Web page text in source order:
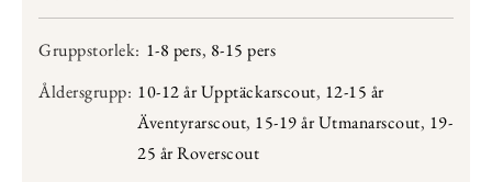
Gruppstorlek: 1-8 pers, 8-15 pers
Åldersgrupp: 10-12 år Upptäckarscout, 12-15 år
Äventyrarscout, 15-19 år Utmanarscout, 19-
25 år Roverscout